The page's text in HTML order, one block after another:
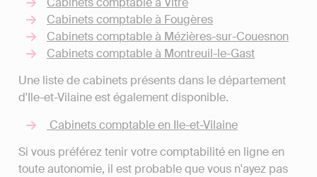
Cabinets comptable à Fougères
Cabinets comptable à Mézières-sur-Couesnon
Cabinets comptable à Montreuil-le-Gast
Une liste de cabinets présents dans le département
d'Ile-et-Vilaine est également disponible.
Cabinets comptable en Ile-et-Vilaine
Si vous préférez tenir votre comptabilité en ligne en
toute autonomie, il est probable que vous n'ayez pas